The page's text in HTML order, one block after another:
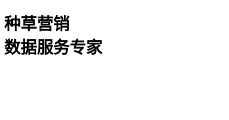
种草营销
数据服务专家